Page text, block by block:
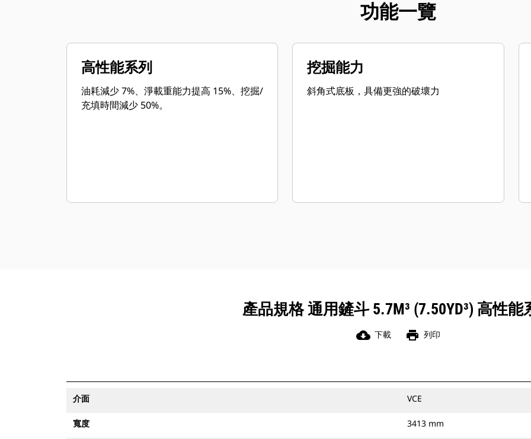
功能一覽
高性能系列
油耗減少 7%、淨載重能力提高 15%、挖掘/
充填時間減少 50%。
挖掘能力
斜角式底板，具備更強的破壞力
產品規格 通用鏟斗 5.7M³ (7.50YD³) 高性能
cloud_download 下載 print 列印
介面 VCE
寬度 3413 mm